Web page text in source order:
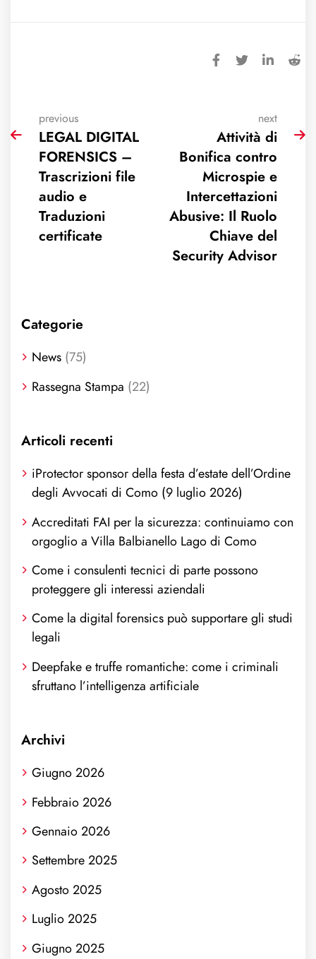
previous
LEGAL DIGITAL
FORENSICS –
Trascrizioni file
audio e
Traduzioni
certificate
next
Attività di
Bonifica contro
Microspie e
Intercettazioni
Abusive: Il Ruolo
Chiave del
Security Advisor
Categorie
News (75)
Rassegna Stampa (22)
Articoli recenti
iProtector sponsor della festa d’estate dell’Ordine
degli Avvocati di Como (9 luglio 2026)
Accreditati FAI per la sicurezza: continuiamo con
orgoglio a Villa Balbianello Lago di Como
Come i consulenti tecnici di parte possono
proteggere gli interessi aziendali
Come la digital forensics può supportare gli studi
legali
Deepfake e truffe romantiche: come i criminali
sfruttano l’intelligenza artificiale
Archivi
Giugno 2026
Febbraio 2026
Gennaio 2026
Settembre 2025
Agosto 2025
Luglio 2025
Giugno 2025